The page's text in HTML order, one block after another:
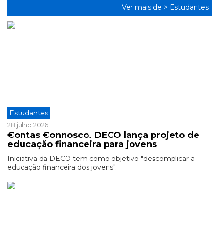
Ver mais de > Estudantes
Estudantes
28 julho 2026
€ontas €onnosco. DECO lança projeto de
educação financeira para jovens
Iniciativa da DECO tem como objetivo "descomplicar a
educação financeira dos jovens".